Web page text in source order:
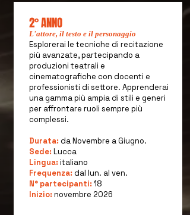
2° ANNO
L'attore, il testo e il personaggio
Esplorerai le tecniche di recitazione
più avanzate, partecipando a
produzioni teatrali e
cinematografiche con docenti e
professionisti di settore. Apprenderai
una gamma più ampia di stili e generi
per affrontare ruoli sempre più
complessi.
Durata: da Novembre a Giugno.
Sede:Lucca
Lingua:italiano
Frequenza: dal lun. al ven.
N° partecipanti:18
Inizio:novembre 2026